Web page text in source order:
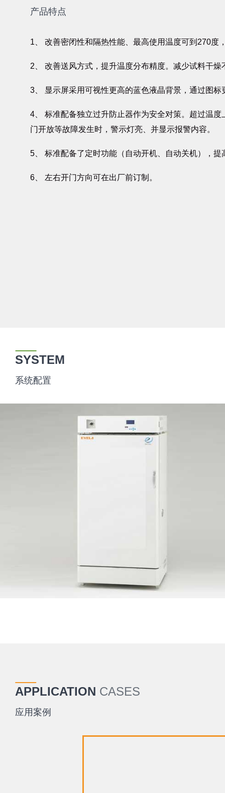
产品特点
1、 改善密闭性和隔热性能、最高使用温度可到270度
2、 改善送风方式，提升温度分布精度。减少试料干燥
3、 显示屏采用可视性更高的蓝色液晶背景，通过图标
4、 标准配备独立过升防止器作为安全对策。超过温
门开放等故障发生时，警示灯亮、并显示报警内容。
5、 标准配备了定时功能（自动开机、自动关机），提
6、 左右开门方向可在出厂前订制。
SYSTEM
系统配置
APPLICATION CASES
应用案例